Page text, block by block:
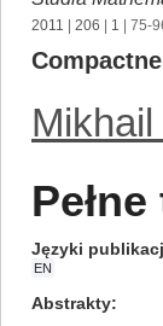
2011 206 1 | 75-
Języki
EN
Abstrakty